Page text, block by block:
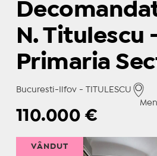
N. Titulescu
Primaria
Bucuresti-Ilfov - TITULESCU
110.000 €
VÂNDUT